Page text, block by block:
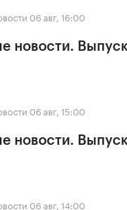
06 авг, 16:00
новости.
06 авг, 15:00
новости.
06 авг, 14:00